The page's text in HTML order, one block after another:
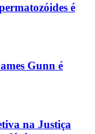
é
Gunn é
na Justiça